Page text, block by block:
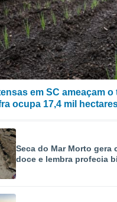
em SC ameaçam
ocupa 17,4 mil
Seca do Mar Morto gera
doce e lembra profecia